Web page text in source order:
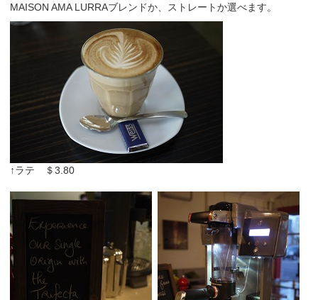
MAISON AMA LURRAブレンドか、ストレートか選べます。
↑ラテ ＄3.80